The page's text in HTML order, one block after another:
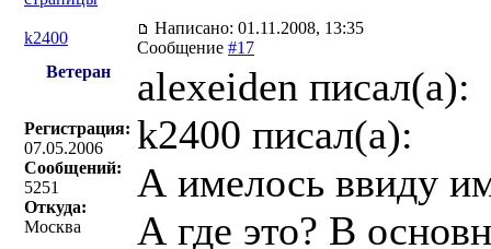
k2400
Написано: 01.11.2008, 13:35
Сообщение #17
Ветеран
Регистрация:
07.05.2006
Сообщений:
5251
Откуда:
Москва
alexeiden писал(a):
k2400 писал(a):
А имелось ввиду
А где это? В